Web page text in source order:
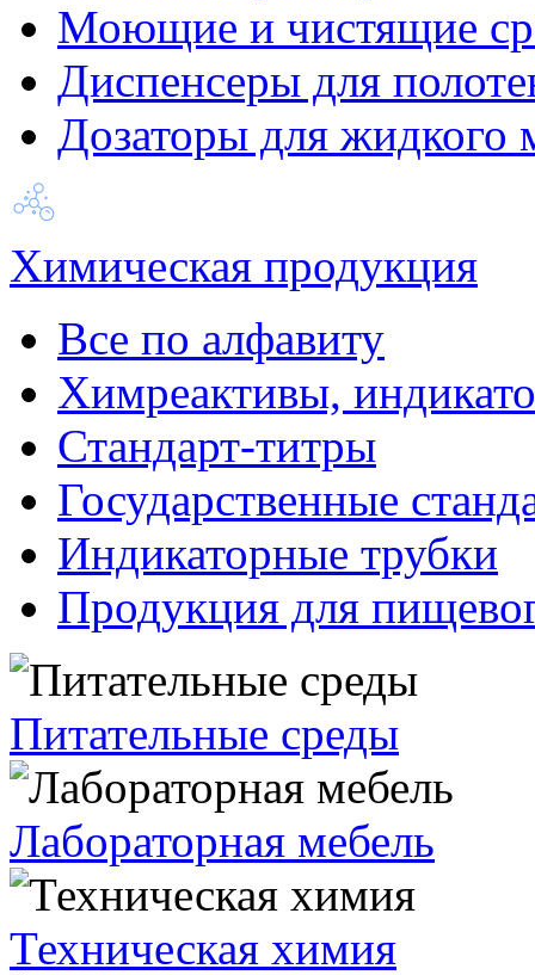
Моющие и чистящие
Диспенсеры для
Дозаторы для жидкого
Химическая продукция
Все по алфавиту
Химреактивы,
Стандарт-титры
Государственные
Индикаторные трубки
Продукция для
Питательные среды
Лабораторная мебель
Техническая химия